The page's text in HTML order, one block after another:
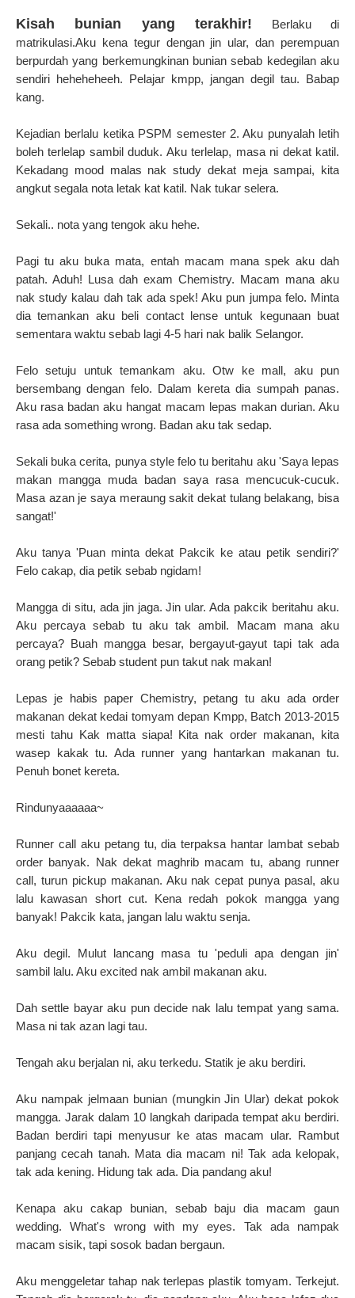
Kisah bunian yang terakhir! Berlaku di
matrikulasi.Aku kena tegur dengan jin ular, dan perempuan
berpurdah yang berkemungkinan bunian sebab kedegilan aku
sendiri heheheheeh. Pelajar kmpp, jangan degil tau. Babap
kang.
Kejadian berlalu ketika PSPM semester 2. Aku punyalah letih
boleh terlelap sambil duduk. Aku terlelap, masa ni dekat katil.
Kekadang mood malas nak study dekat meja sampai, kita
angkut segala nota letak kat katil. Nak tukar selera.
Sekali.. nota yang tengok aku hehe.
Pagi tu aku buka mata, entah macam mana spek aku dah
patah. Aduh! Lusa dah exam Chemistry. Macam mana aku
nak study kalau dah tak ada spek! Aku pun jumpa felo. Minta
dia temankan aku beli contact lense untuk kegunaan buat
sementara waktu sebab lagi 4-5 hari nak balik Selangor.
Felo setuju untuk temankam aku. Otw ke mall, aku pun
bersembang dengan felo. Dalam kereta dia sumpah panas.
Aku rasa badan aku hangat macam lepas makan durian. Aku
rasa ada something wrong. Badan aku tak sedap.
Sekali buka cerita, punya style felo tu beritahu aku 'Saya lepas
makan mangga muda badan saya rasa mencucuk-cucuk.
Masa azan je saya meraung sakit dekat tulang belakang, bisa
sangat!'
Aku tanya 'Puan minta dekat Pakcik ke atau petik sendiri?'
Felo cakap, dia petik sebab ngidam!
Mangga di situ, ada jin jaga. Jin ular. Ada pakcik beritahu aku.
Aku percaya sebab tu aku tak ambil. Macam mana aku
percaya? Buah mangga besar, bergayut-gayut tapi tak ada
orang petik? Sebab student pun takut nak makan!
Lepas je habis paper Chemistry, petang tu aku ada order
makanan dekat kedai tomyam depan Kmpp, Batch 2013-2015
mesti tahu Kak matta siapa! Kita nak order makanan, kita
wasep kakak tu. Ada runner yang hantarkan makanan tu.
Penuh bonet kereta.
Rindunyaaaaaa~
Runner call aku petang tu, dia terpaksa hantar lambat sebab
order banyak. Nak dekat maghrib macam tu, abang runner
call, turun pickup makanan. Aku nak cepat punya pasal, aku
lalu kawasan short cut. Kena redah pokok mangga yang
banyak! Pakcik kata, jangan lalu waktu senja.
Aku degil. Mulut lancang masa tu 'peduli apa dengan jin'
sambil lalu. Aku excited nak ambil makanan aku.
Dah settle bayar aku pun decide nak lalu tempat yang sama.
Masa ni tak azan lagi tau.
Tengah aku berjalan ni, aku terkedu. Statik je aku berdiri.
Aku nampak jelmaan bunian (mungkin Jin Ular) dekat pokok
mangga. Jarak dalam 10 langkah daripada tempat aku berdiri.
Badan berdiri tapi menyusur ke atas macam ular. Rambut
panjang cecah tanah. Mata dia macam ni! Tak ada kelopak,
tak ada kening. Hidung tak ada. Dia pandang aku!
Kenapa aku cakap bunian, sebab baju dia macam gaun
wedding. What's wrong with my eyes. Tak ada nampak
macam sisik, tapi sosok badan bergaun.
Aku menggeletar tahap nak terlepas plastik tomyam. Terkejut.